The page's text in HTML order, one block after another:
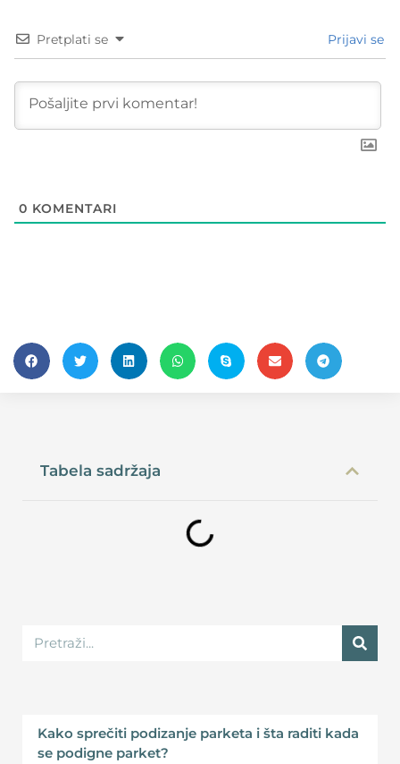
Pretplati se Prijavi se
0 KOMENTARI
Tabela sadržaja
Kako sprečiti podizanje parketa i šta raditi kada
se podigne parket?